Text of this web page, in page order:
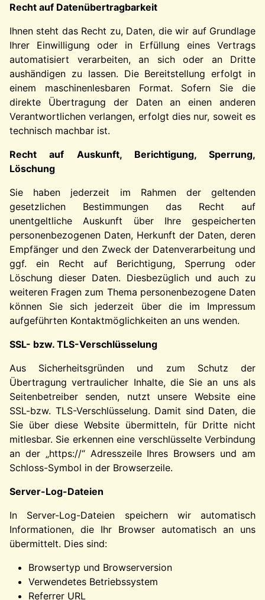
Recht auf Datenübertragbarkeit
Ihnen steht das Recht zu, Daten, die wir auf Grundlage
Ihrer Einwilligung oder in Erfüllung eines Vertrags
automatisiert verarbeiten, an sich oder an Dritte
aushändigen zu lassen. Die Bereitstellung erfolgt in
einem maschinenlesbaren Format. Sofern Sie die
direkte Übertragung der Daten an einen anderen
Verantwortlichen verlangen, erfolgt dies nur, soweit es
technisch machbar ist.
Recht auf Auskunft, Berichtigung, Sperrung,
Löschung
Sie haben jederzeit im Rahmen der geltenden
gesetzlichen Bestimmungen das Recht auf
unentgeltliche Auskunft über Ihre gespeicherten
personenbezogenen Daten, Herkunft der Daten, deren
Empfänger und den Zweck der Datenverarbeitung und
ggf. ein Recht auf Berichtigung, Sperrung oder
Löschung dieser Daten. Diesbezüglich und auch zu
weiteren Fragen zum Thema personenbezogene Daten
können Sie sich jederzeit über die im Impressum
aufgeführten Kontaktmöglichkeiten an uns wenden.
SSL- bzw. TLS-Verschlüsselung
Aus Sicherheitsgründen und zum Schutz der
Übertragung vertraulicher Inhalte, die Sie an uns als
Seitenbetreiber senden, nutzt unsere Website eine
SSL-bzw. TLS-Verschlüsselung. Damit sind Daten, die
Sie über diese Website übermitteln, für Dritte nicht
mitlesbar. Sie erkennen eine verschlüsselte Verbindung
an der „https://“ Adresszeile Ihres Browsers und am
Schloss-Symbol in der Browserzeile.
Server-Log-Dateien
In Server-Log-Dateien speichern wir automatisch
Informationen, die Ihr Browser automatisch an uns
übermittelt. Dies sind:
Browsertyp und Browserversion
Verwendetes Betriebssystem
Referrer URL